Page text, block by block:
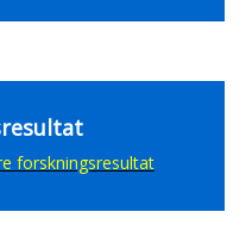
forskningsresultat